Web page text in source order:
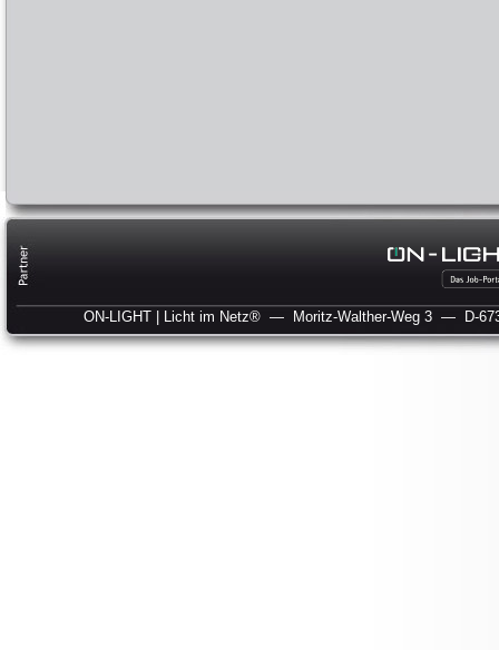
ON-LIGHT | Licht im Netz® — Moritz-Walther-Weg 3 — D-